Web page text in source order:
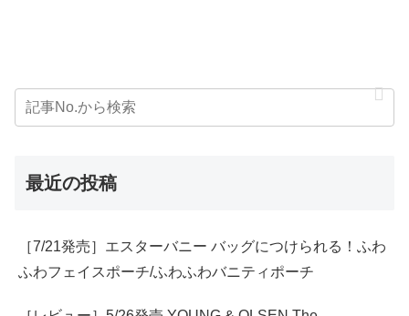
最近の投稿
［7/21発売］エスターバニー バッグにつけられる！ふわ
ふわフェイスポーチ/ふわふわバニティポーチ